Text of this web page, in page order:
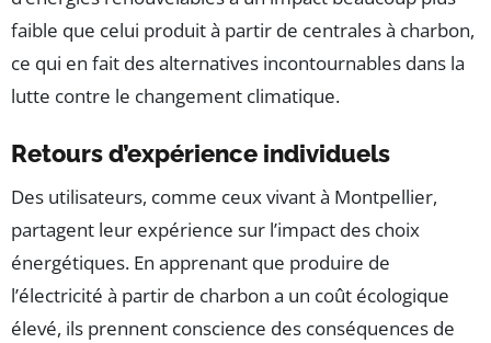
faible que celui produit à partir de centrales à charbon,
ce qui en fait des alternatives incontournables dans la
lutte contre le changement climatique.
Retours d’expérience individuels
Des utilisateurs, comme ceux vivant à Montpellier,
partagent leur expérience sur l’impact des choix
énergétiques. En apprenant que produire de
l’électricité à partir de charbon a un coût écologique
élevé, ils prennent conscience des conséquences de